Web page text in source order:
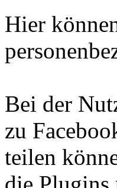
Hier
Bei der
zu
teilen